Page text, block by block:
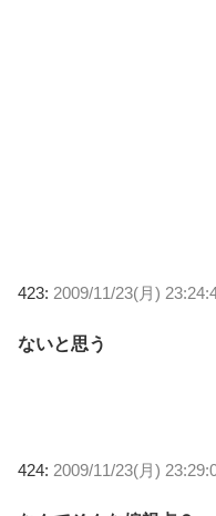
423: 2009/11/23(月)
ないと思う
424: 2009/11/23(月)